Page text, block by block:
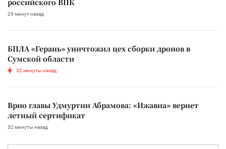
29 минут назад
БПЛА «Герань» уничтожил цех сборки дронов в
Сумской области
32 минуты назад
Врио главы Удмуртии Абрамова: «Ижавиа» вернет
летный сертификат
32 минуты назад